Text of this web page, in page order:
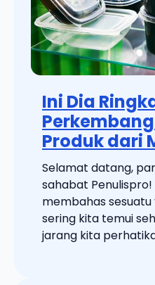
Ini Dia
Produk dari
Selamat datang,
sahabat Penulispro!
membahas
sering kita temui
jarang kita